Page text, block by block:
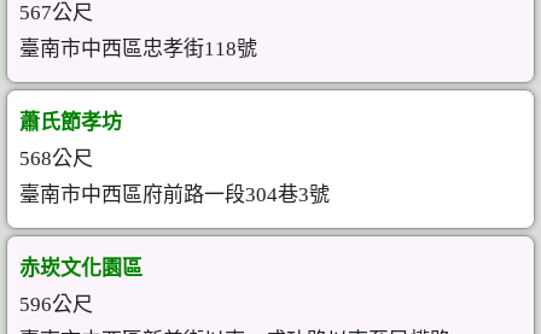
567公尺
臺南市中西區忠孝街118號
蕭氏節孝坊
568公尺
臺南市中西區府前路一段304巷3號
赤崁文化園區
596公尺